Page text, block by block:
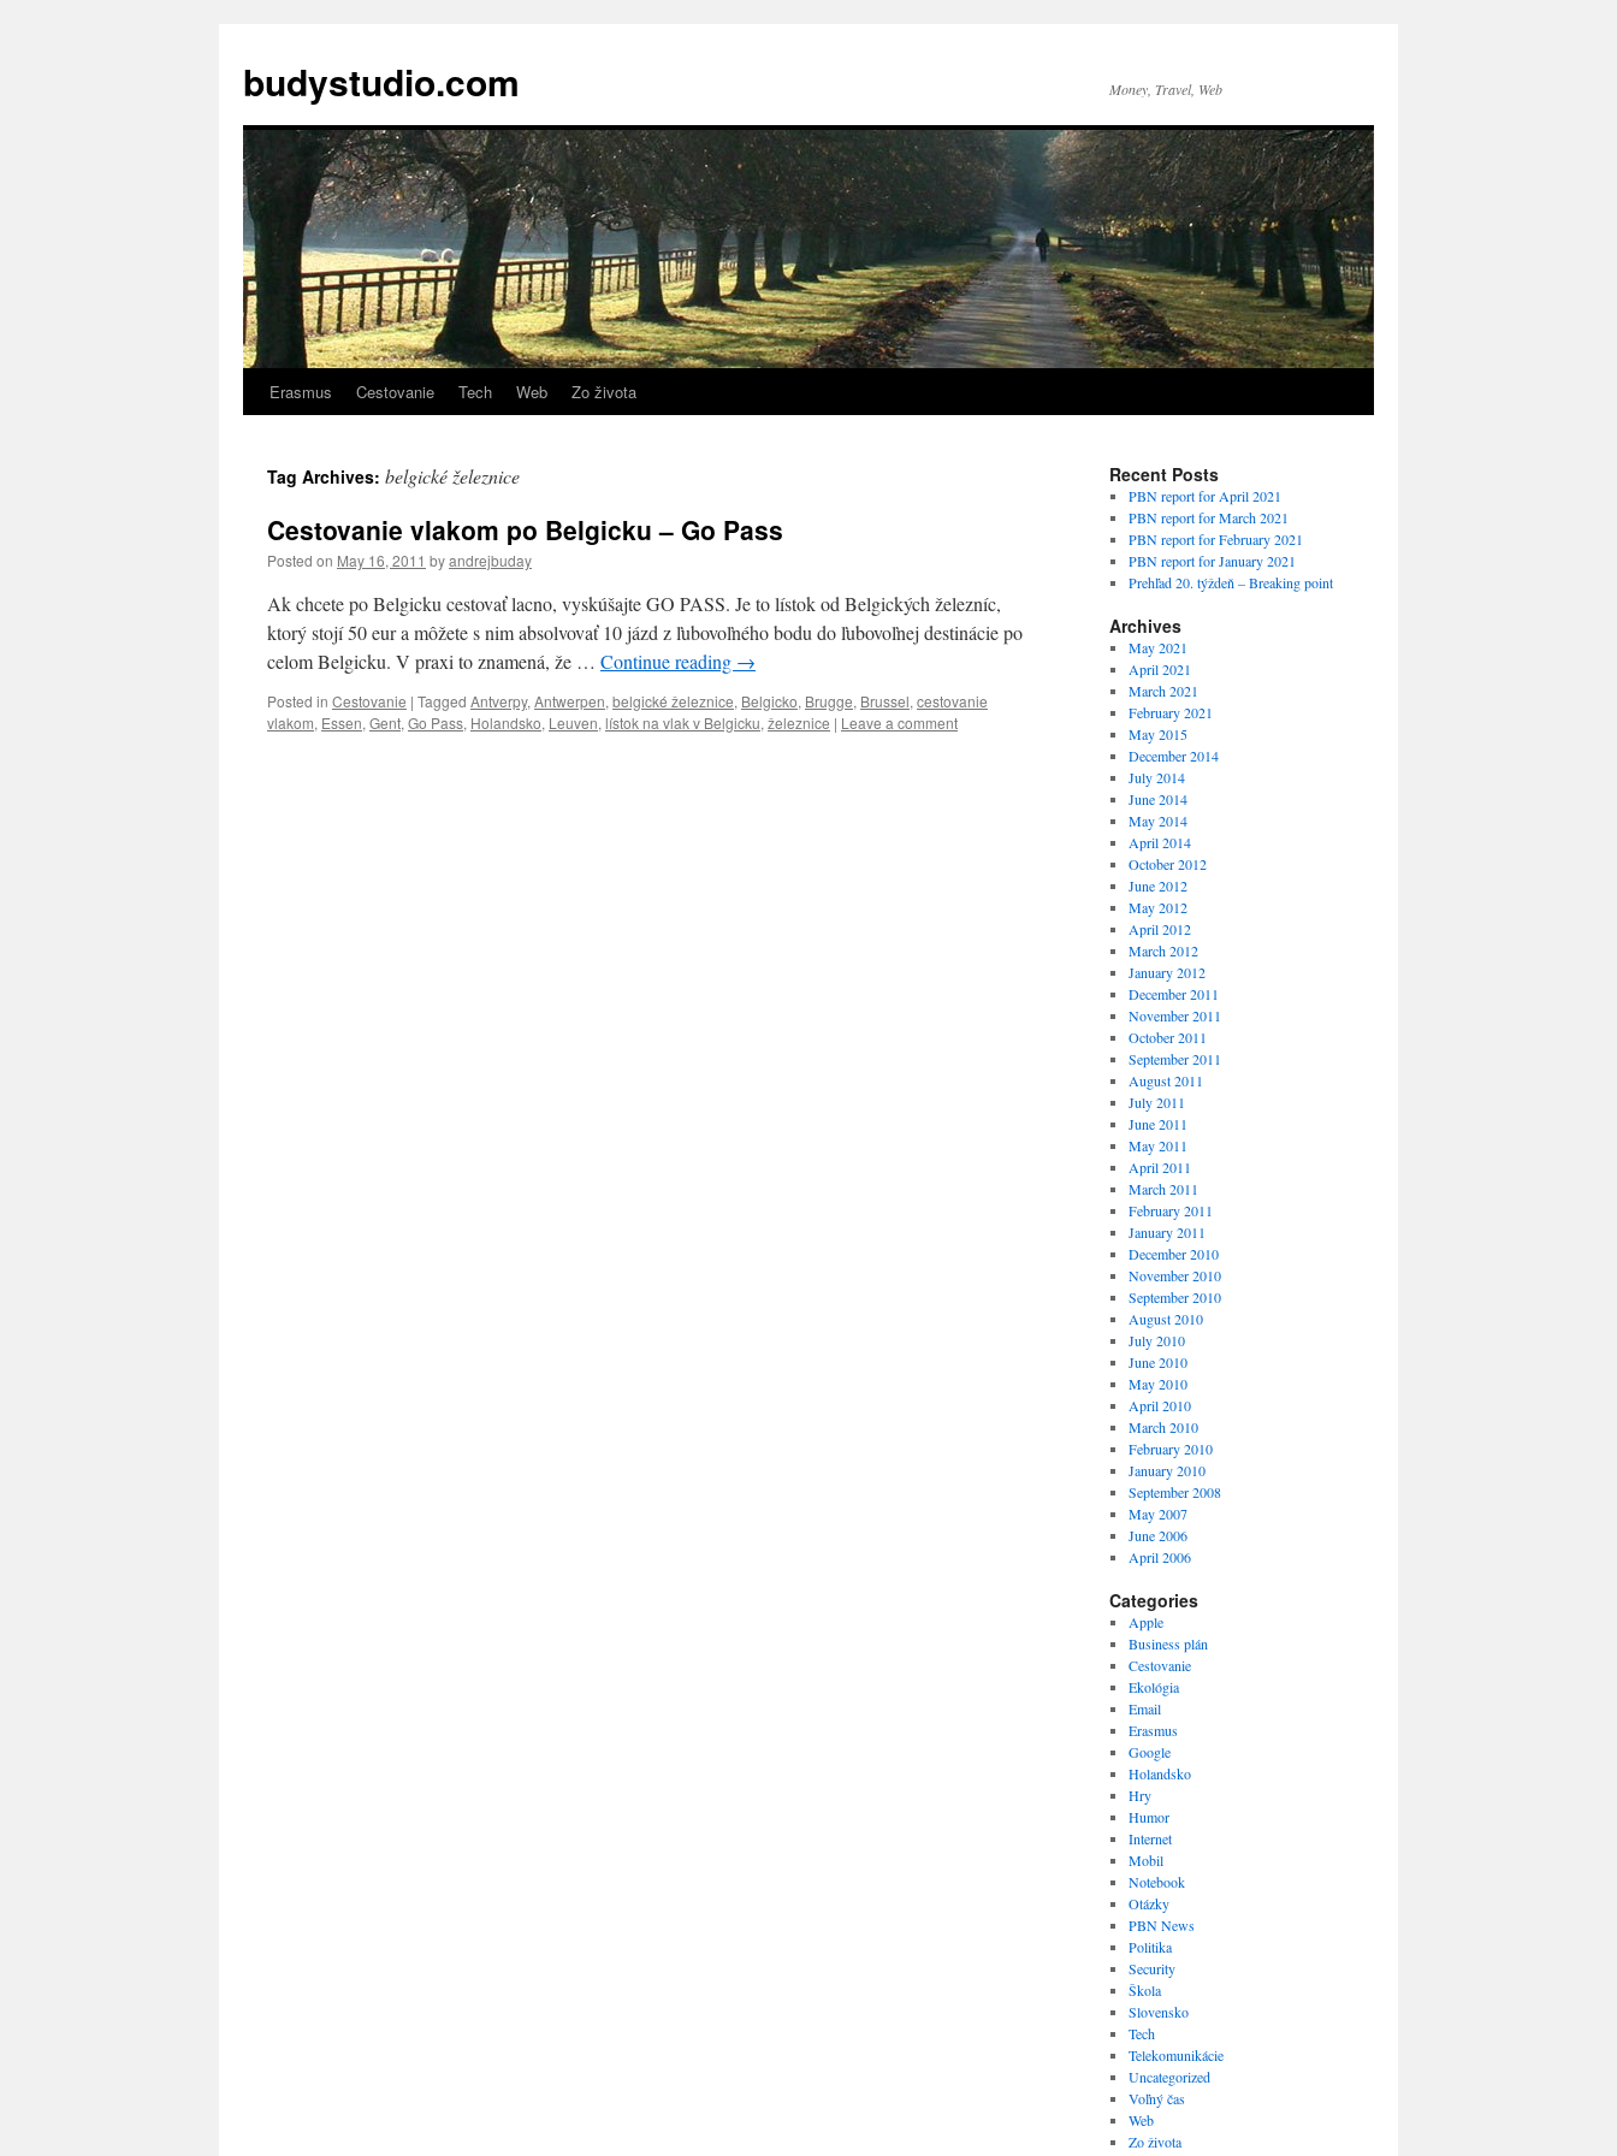
budystudio.com Money, Travel, Web
Skip
content
Erasmus Cestovanie Tech Web Zo života
Tag Archives: belgické železnice
Cestovanie vlakom po Belgicku – Go Pass
Posted on May 16, 2011 byandrejbuday
Ak chcete po Belgicku cestovať lacno, vyskúšajte GO PASS. Je to lístok od Belgických železníc,
ktorý stojí 50 eur a môžete s nim absolvovať 10 jázd z ľubovoľného bodu do ľubovoľnej destinácie po
celom Belgicku. V praxi to znamená, že … Continue reading →
Posted in Cestovanie | Tagged Antverpy, Antwerpen, belgické železnice, Belgicko, Brugge, Brussel, cestovanie
vlakom, Essen, Gent, Go Pass, Holandsko, Leuven, lístok na vlak v Belgicku, železnice | Leave a comment
Recent Posts
PBN report for April 2021
PBN report for March 2021
PBN report for February 2021
PBN report for January 2021
Prehľad 20. týždeň – Breaking point
Archives
May 2021
April 2021
March 2021
February 2021
May 2015
December 2014
July 2014
June 2014
May 2014
April 2014
October 2012
June 2012
May 2012
April 2012
March 2012
January 2012
December 2011
November 2011
October 2011
September 2011
August 2011
July 2011
June 2011
May 2011
April 2011
March 2011
February 2011
January 2011
December 2010
November 2010
September 2010
August 2010
July 2010
June 2010
May 2010
April 2010
March 2010
February 2010
January 2010
September 2008
May 2007
June 2006
April 2006
Categories
Apple
Business plán
Cestovanie
Ekológia
Email
Erasmus
Google
Holandsko
Hry
Humor
Internet
Mobil
Notebook
Otázky
PBN News
Politika
Security
Škola
Slovensko
Tech
Telekomunikácie
Uncategorized
Voľný čas
Web
Zo života